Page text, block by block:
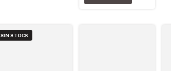
SIN STOCK